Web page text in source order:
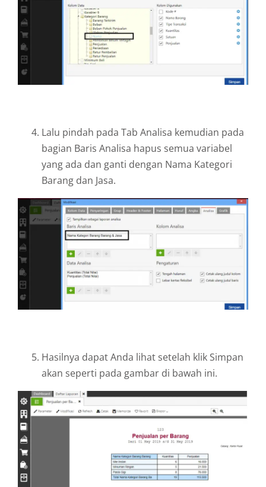
Lalu pindah pada Tab Analisa kemudian pada
bagian Baris Analisa hapus semua variabel
yang ada dan ganti dengan Nama Kategori
Barang dan Jasa.
Hasilnya dapat Anda lihat setelah klik Simpan
akan seperti pada gambar di bawah ini.